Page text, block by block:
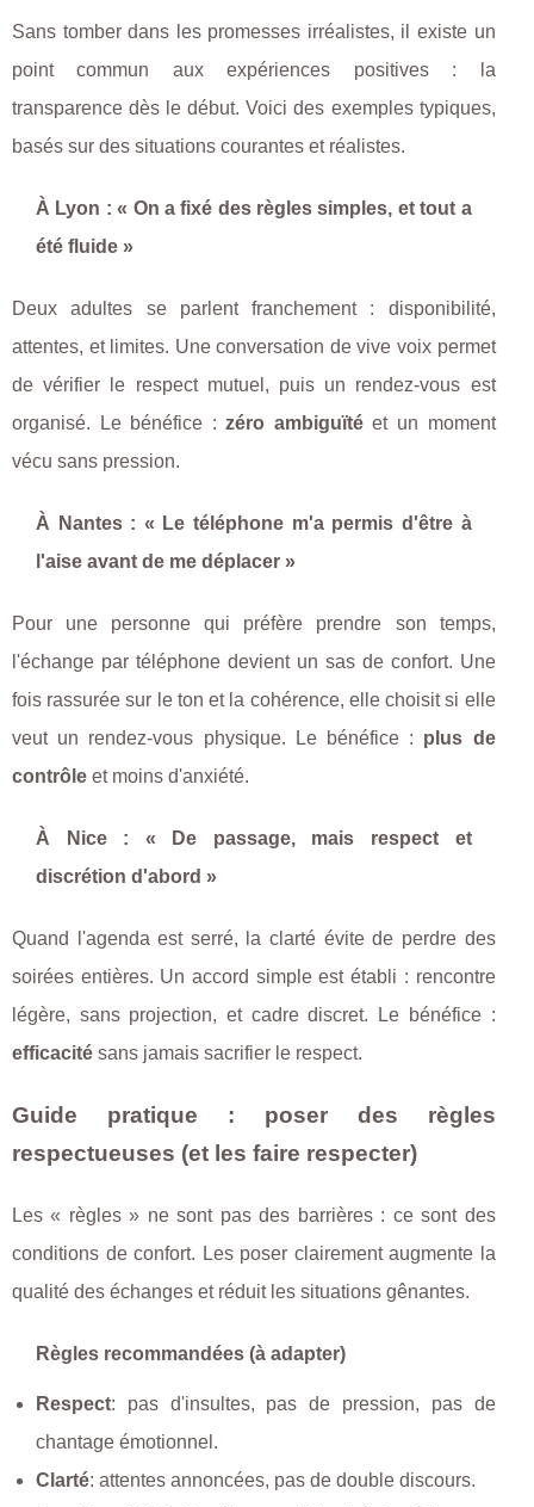
Sans tomber dans les promesses irréalistes, il existe un
point commun aux expériences positives : la
transparence dès le début. Voici des exemples typiques,
basés sur des situations courantes et réalistes.
À Lyon : « On a fixé des règles simples, et tout a
été fluide »
Deux adultes se parlent franchement : disponibilité,
attentes, et limites. Une conversation de vive voix permet
de vérifier le respect mutuel, puis un rendez-vous est
organisé. Le bénéfice :zéro ambiguïtéet un moment
vécu sans pression.
À Nantes : « Le téléphone m'a permis d'être à
l'aise avant de me déplacer »
Pour une personne qui préfère prendre son temps,
l'échange par téléphone devient un sas de confort. Une
fois rassurée sur le ton et la cohérence, elle choisit si elle
veut un rendez-vous physique. Le bénéfice : plus de
contrôle et moins d'anxiété.
À Nice : « De passage, mais respect et
discrétion d'abord »
Quand l'agenda est serré, la clarté évite de perdre des
soirées entières. Un accord simple est établi : rencontre
légère, sans projection, et cadre discret. Le bénéfice :
efficacité sans jamais sacrifier le respect.
Guide pratique : poser des règles
respectueuses (et les faire respecter)
Les « règles » ne sont pas des barrières : ce sont des
conditions de confort. Les poser clairement augmente la
qualité des échanges et réduit les situations gênantes.
Règles recommandées (à adapter)
Respect: pas d'insultes, pas de pression, pas de
chantage émotionnel.
Clarté: attentes annoncées, pas de double discours.